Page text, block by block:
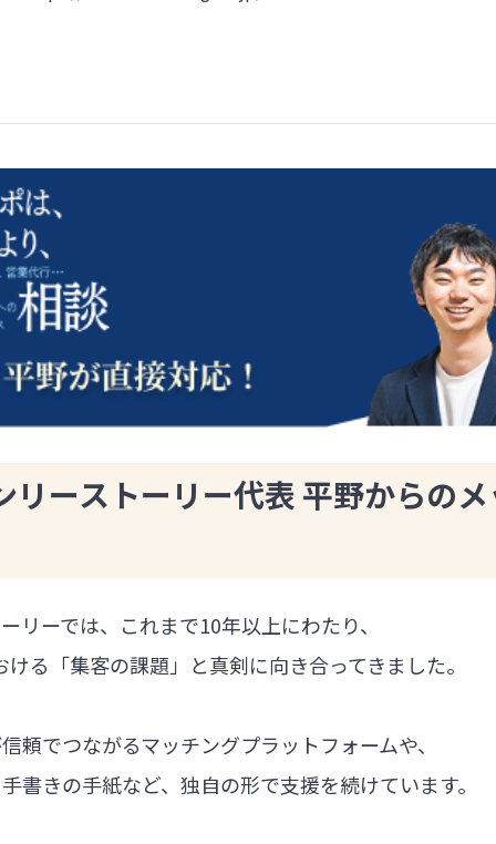
リーストーリー代表 平野からの
リーでは、これまで10年以上にわたり、
る「集客の課題」と真剣に向き合ってきました。
頼でつながるマッチングプラットフォームや、
書きの手紙など、独自の形で支援を続けています。